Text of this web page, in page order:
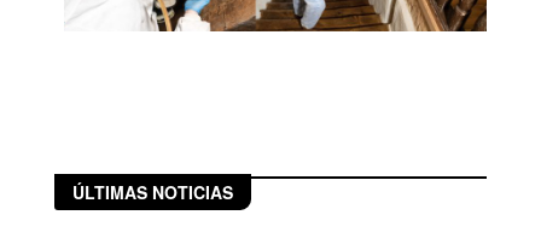
ÚLTIMAS NOTICIAS